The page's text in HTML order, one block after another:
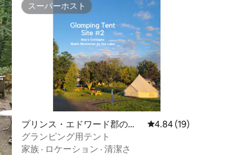
スーパーホスト
スーパーホスト
プリンス・エドワード郡のテ
ント
レビュー19件、5つ
4.84 (19)
グランピング用テント
家族 · ロケーション · 清潔さ